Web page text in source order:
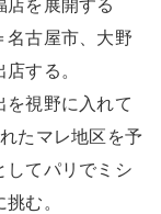
店を展開する
名古屋市、大野
する。
を視野に入れて
たマレ地区を予
してパリでミシ
む。